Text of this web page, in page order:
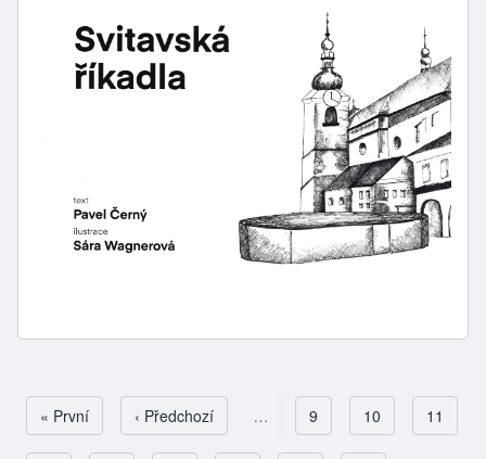
First page
« První Předchozí stránka
‹ Předchozí … Page
9 Page
10 Page
11